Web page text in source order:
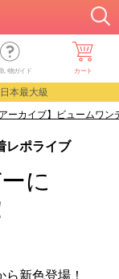
い物ガイド カート
本最大級
アーカイブ】ビュームワ
レポライブ
に
新色登場！